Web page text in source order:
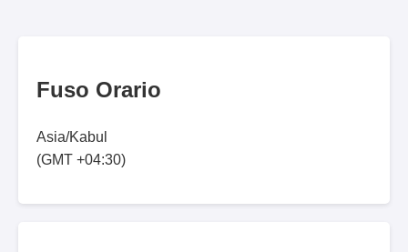
Fuso Orario
Asia/Kabul
(GMT +04:30)